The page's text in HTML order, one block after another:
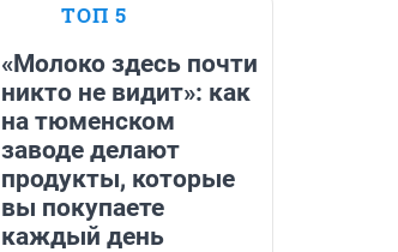
ТОП 5
«Молоко здесь почти
никто не видит»: как
на тюменском
заводе делают
продукты, которые
вы покупаете
каждый день